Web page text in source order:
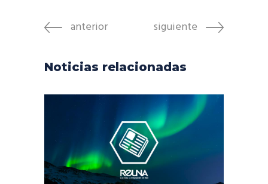
anterior siguiente
Noticias relacionadas